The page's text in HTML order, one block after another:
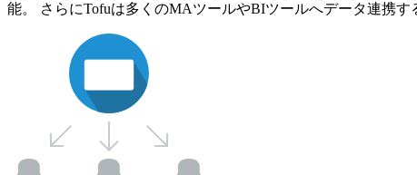
能。 さらにTofuは多くのMAツールやBIツールへデータ連携